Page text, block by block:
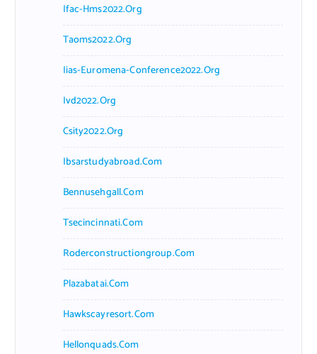
Ifac-Hms2022.org
Taoms2022.org
Iias-Euromena-Conference2022.org
Ivd2022.org
Csity2022.org
Ibsarstudyabroad.com
Bennusehgall.com
Tsecincinnati.com
Roderconstructiongroup.com
Plazabatai.com
Hawkscayresort.com
Hellonquads.com